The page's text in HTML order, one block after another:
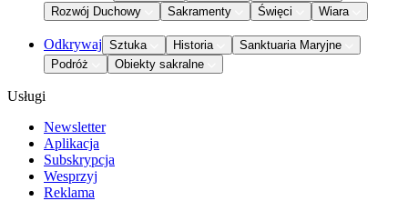
Rozwój Duchowy
Sakramenty Święci Wiara
Odkrywaj Sztuka Historia
Sanktuaria Maryjne
Podróż
Obiekty sakralne
Usługi
Newsletter
Aplikacja
Subskrypcja
Wesprzyj
Reklama